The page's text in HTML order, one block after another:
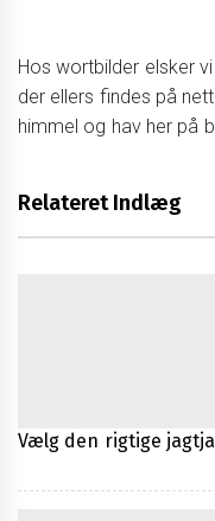
Hos wortbilder elsker
der ellers findes på
himmel og hav her på
Relateret Indlæg
Vælg den rigtige